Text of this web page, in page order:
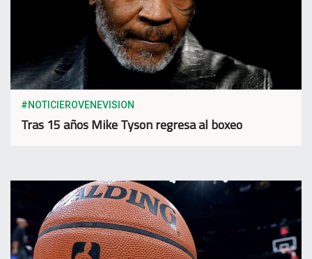
#NOTICIEROVENEVISION
Tras 15 años Mike Tyson regresa al boxeo